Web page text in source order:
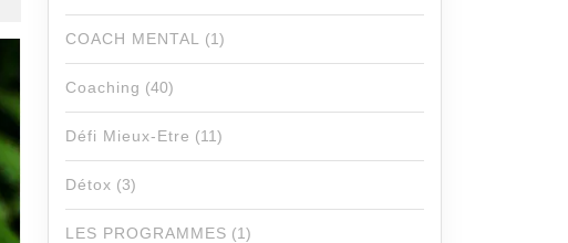
COACH MENTAL (1)
Coaching (40)
Défi Mieux-Etre (11)
Détox (3)
LES PROGRAMMES (1)